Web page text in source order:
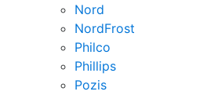
Nord
NordFrost
Philco
Phillips
Pozis